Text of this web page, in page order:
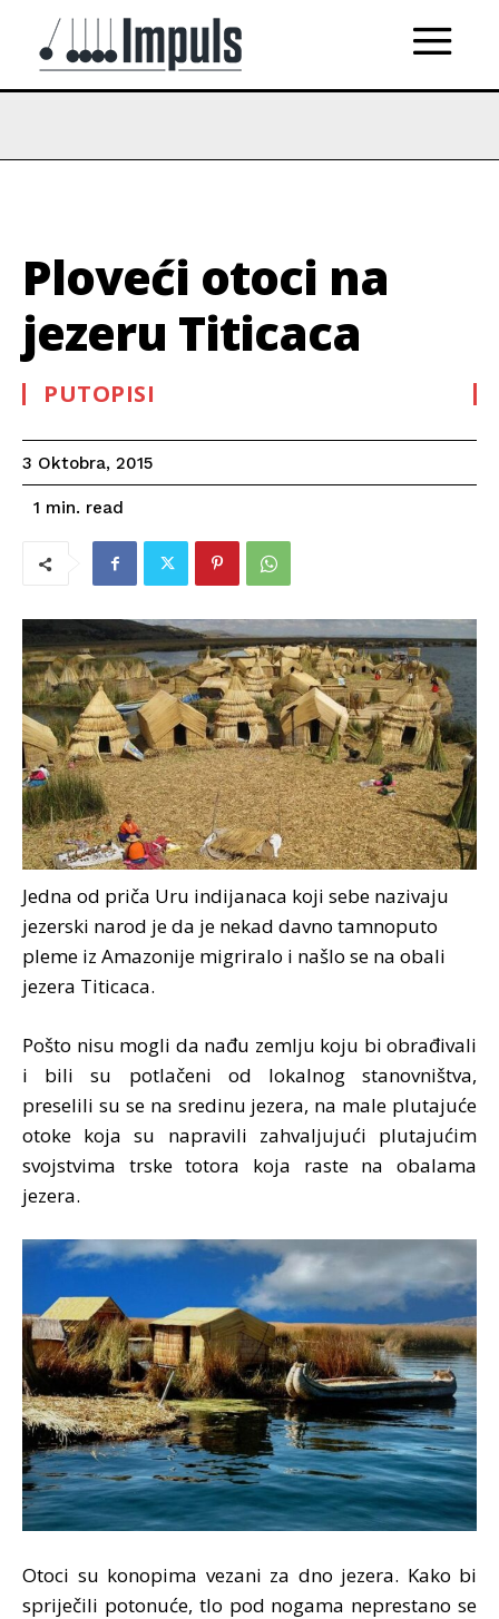
Ploveći otoci na
jezeru Titicaca
PUTOPISI
3 Oktobra, 2015
1 min. read
Jedna od priča Uru indijanaca koji sebe nazivaju
jezerski narod je da je nekad davno tamnoputo
pleme iz Amazonije migriralo i našlo se na obali
jezera Titicaca.
Pošto nisu mogli da nađu zemlju koju bi obrađivali
i bili su potlačeni od lokalnog stanovništva,
preselili su se na sredinu jezera, na male plutajuće
otoke koja su napravili zahvaljujući plutajućim
svojstvima trske totora koja raste na obalama
jezera.
Otoci su konopima vezani za dno jezera. Kako bi
spriječili potonuće, tlo pod nogama neprestano se